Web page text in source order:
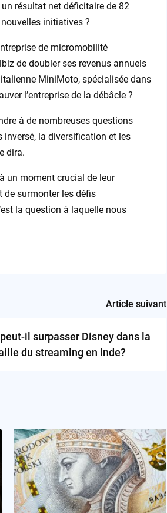
résultat net déficitaire de 82
initiatives ?
de micromobilité
de doubler ses revenus annuels
MiniMoto, spécialisée dans
l’entreprise de la débâcle ?
à de nombreuses questions
inversé, la diversification et les
dira.
un moment crucial de leur
de surmonter les défis
la question à laquelle nous
Article suivant
il surpasser Disney dans la
du streaming en Inde?